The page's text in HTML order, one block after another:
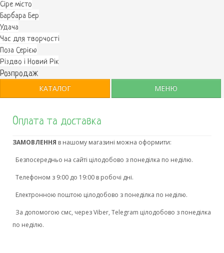
Cіре місто
Барбара Бер
Удача
Час для творчості
Поза Серією
Різдво і Новий Рік
Розпродаж
КАТАЛОГ
МЕНЮ
Оплата та доставка
ЗАМОВЛЕННЯ в нашому магазині можна оформити:
Безпосередньо на сайті цілодобово з понеділка по неділю.
Телефоном з 9:00 до 19:00 в робочі дні.
Електронною поштою цілодобово з понеділка по неділю.
За допомогою смс, через Viber, Telegram цілодобово з понеділка
по неділю.